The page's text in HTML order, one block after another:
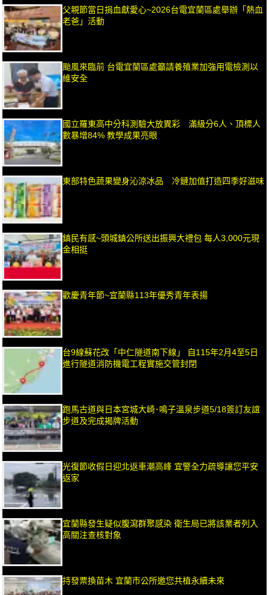
父親節當日捐血獻愛心~2026台電宜蘭區處舉辦「熱血
老爸」活動
颱風來臨前 台電宜蘭區處籲請養殖業加強用電檢測以
維安全
國立羅東高中分科測驗大放異彩 滿級分6人、頂標人
數暴增84% 教學成果亮眼
東部特色蔬果變身沁涼冰品 冷鏈加值打造四季好滋味
鎮民有感~頭城鎮公所送出振興大禮包 每人3,000元現
金相挺
歡慶青年節~宜蘭縣113年優秀青年表揚
台9線蘇花改「中仁隧道南下線」 自115年2月4至5日
進行隧道消防機電工程實施交管封閉
跑馬古道與日本宮城大崎･鳴子溫泉步道5/18簽訂友誼
步道及完成揭牌活動
光復節收假日迎北返車潮高峰 宜警全力疏導讓您平安
返家
宜蘭縣發生疑似腹瀉群聚感染 衛生局已將該業者列入
高關注查核對象
持發票換苗木 宜蘭市公所邀您共植永續未來